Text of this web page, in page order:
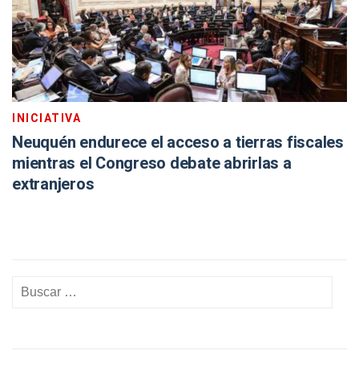
INICIATIVA
Neuquén endurece el acceso a tierras fiscales
mientras el Congreso debate abrirlas a
extranjeros